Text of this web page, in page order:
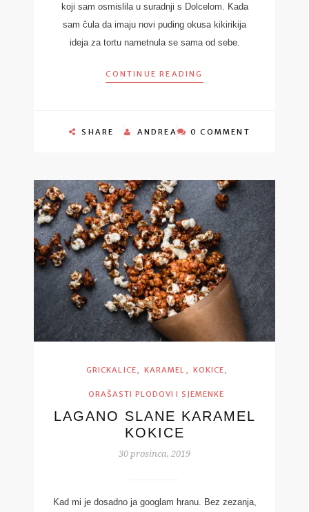
koji sam osmislila u suradnji s Dolcelom. Kada
sam čula da imaju novi puding okusa kikirikija
ideja za tortu nametnula se sama od sebe.
CONTINUE READING
SHARE ANDREA 0 COMMENT
GRICKALICE, KARAMEL , KOKICE,
ORAŠASTI PLODOVI I SJEMENKE
LAGANO SLANE KARAMEL
KOKICE
30 prosinca, 2019
Kad mi je dosadno ja googlam hranu. Bez zezanja,